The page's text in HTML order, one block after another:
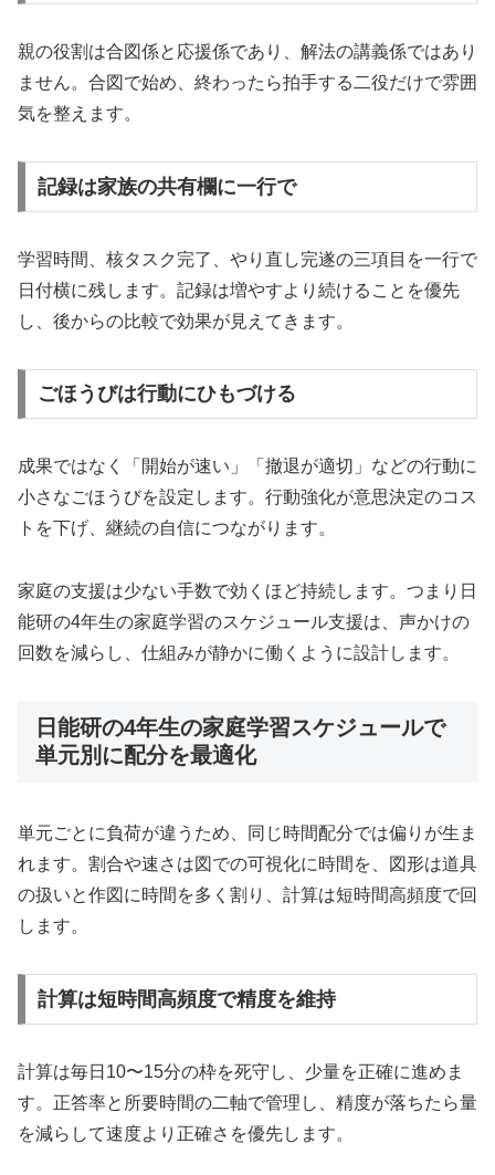
親の役割は合図係と応援係であり、解法の講義係ではあり
ません。合図で始め、終わったら拍手する二役だけで雰囲
気を整えます。
記録は家族の共有欄に一行で
学習時間、核タスク完了、やり直し完遂の三項目を一行で
日付横に残します。記録は増やすより続けることを優先
し、後からの比較で効果が見えてきます。
ごほうびは行動にひもづける
成果ではなく「開始が速い」「撤退が適切」などの行動に
小さなごほうびを設定します。行動強化が意思決定のコス
トを下げ、継続の自信につながります。
家庭の支援は少ない手数で効くほど持続します。つまり日
能研の4年生の家庭学習のスケジュール支援は、声かけの
回数を減らし、仕組みが静かに働くように設計します。
日能研の4年生の家庭学習スケジュールで
単元別に配分を最適化
単元ごとに負荷が違うため、同じ時間配分では偏りが生ま
れます。割合や速さは図での可視化に時間を、図形は道具
の扱いと作図に時間を多く割り、計算は短時間高頻度で回
します。
計算は短時間高頻度で精度を維持
計算は毎日10〜15分の枠を死守し、少量を正確に進めま
す。正答率と所要時間の二軸で管理し、精度が落ちたら量
を減らして速度より正確さを優先します。